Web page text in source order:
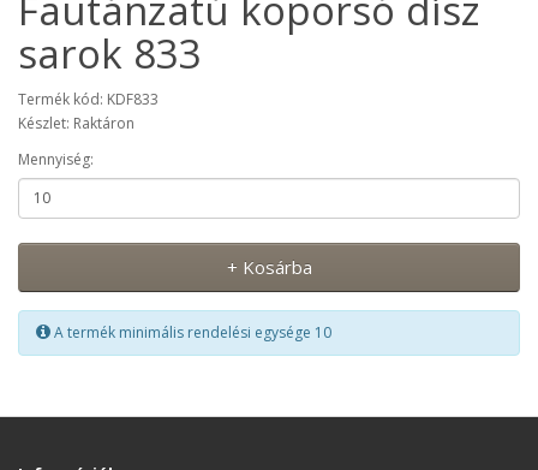
sarok 833
Termék kód: KDF833
Készlet: Raktáron
Mennyiség:
+ Kosárba
A termék minimális rendelési egysége 10